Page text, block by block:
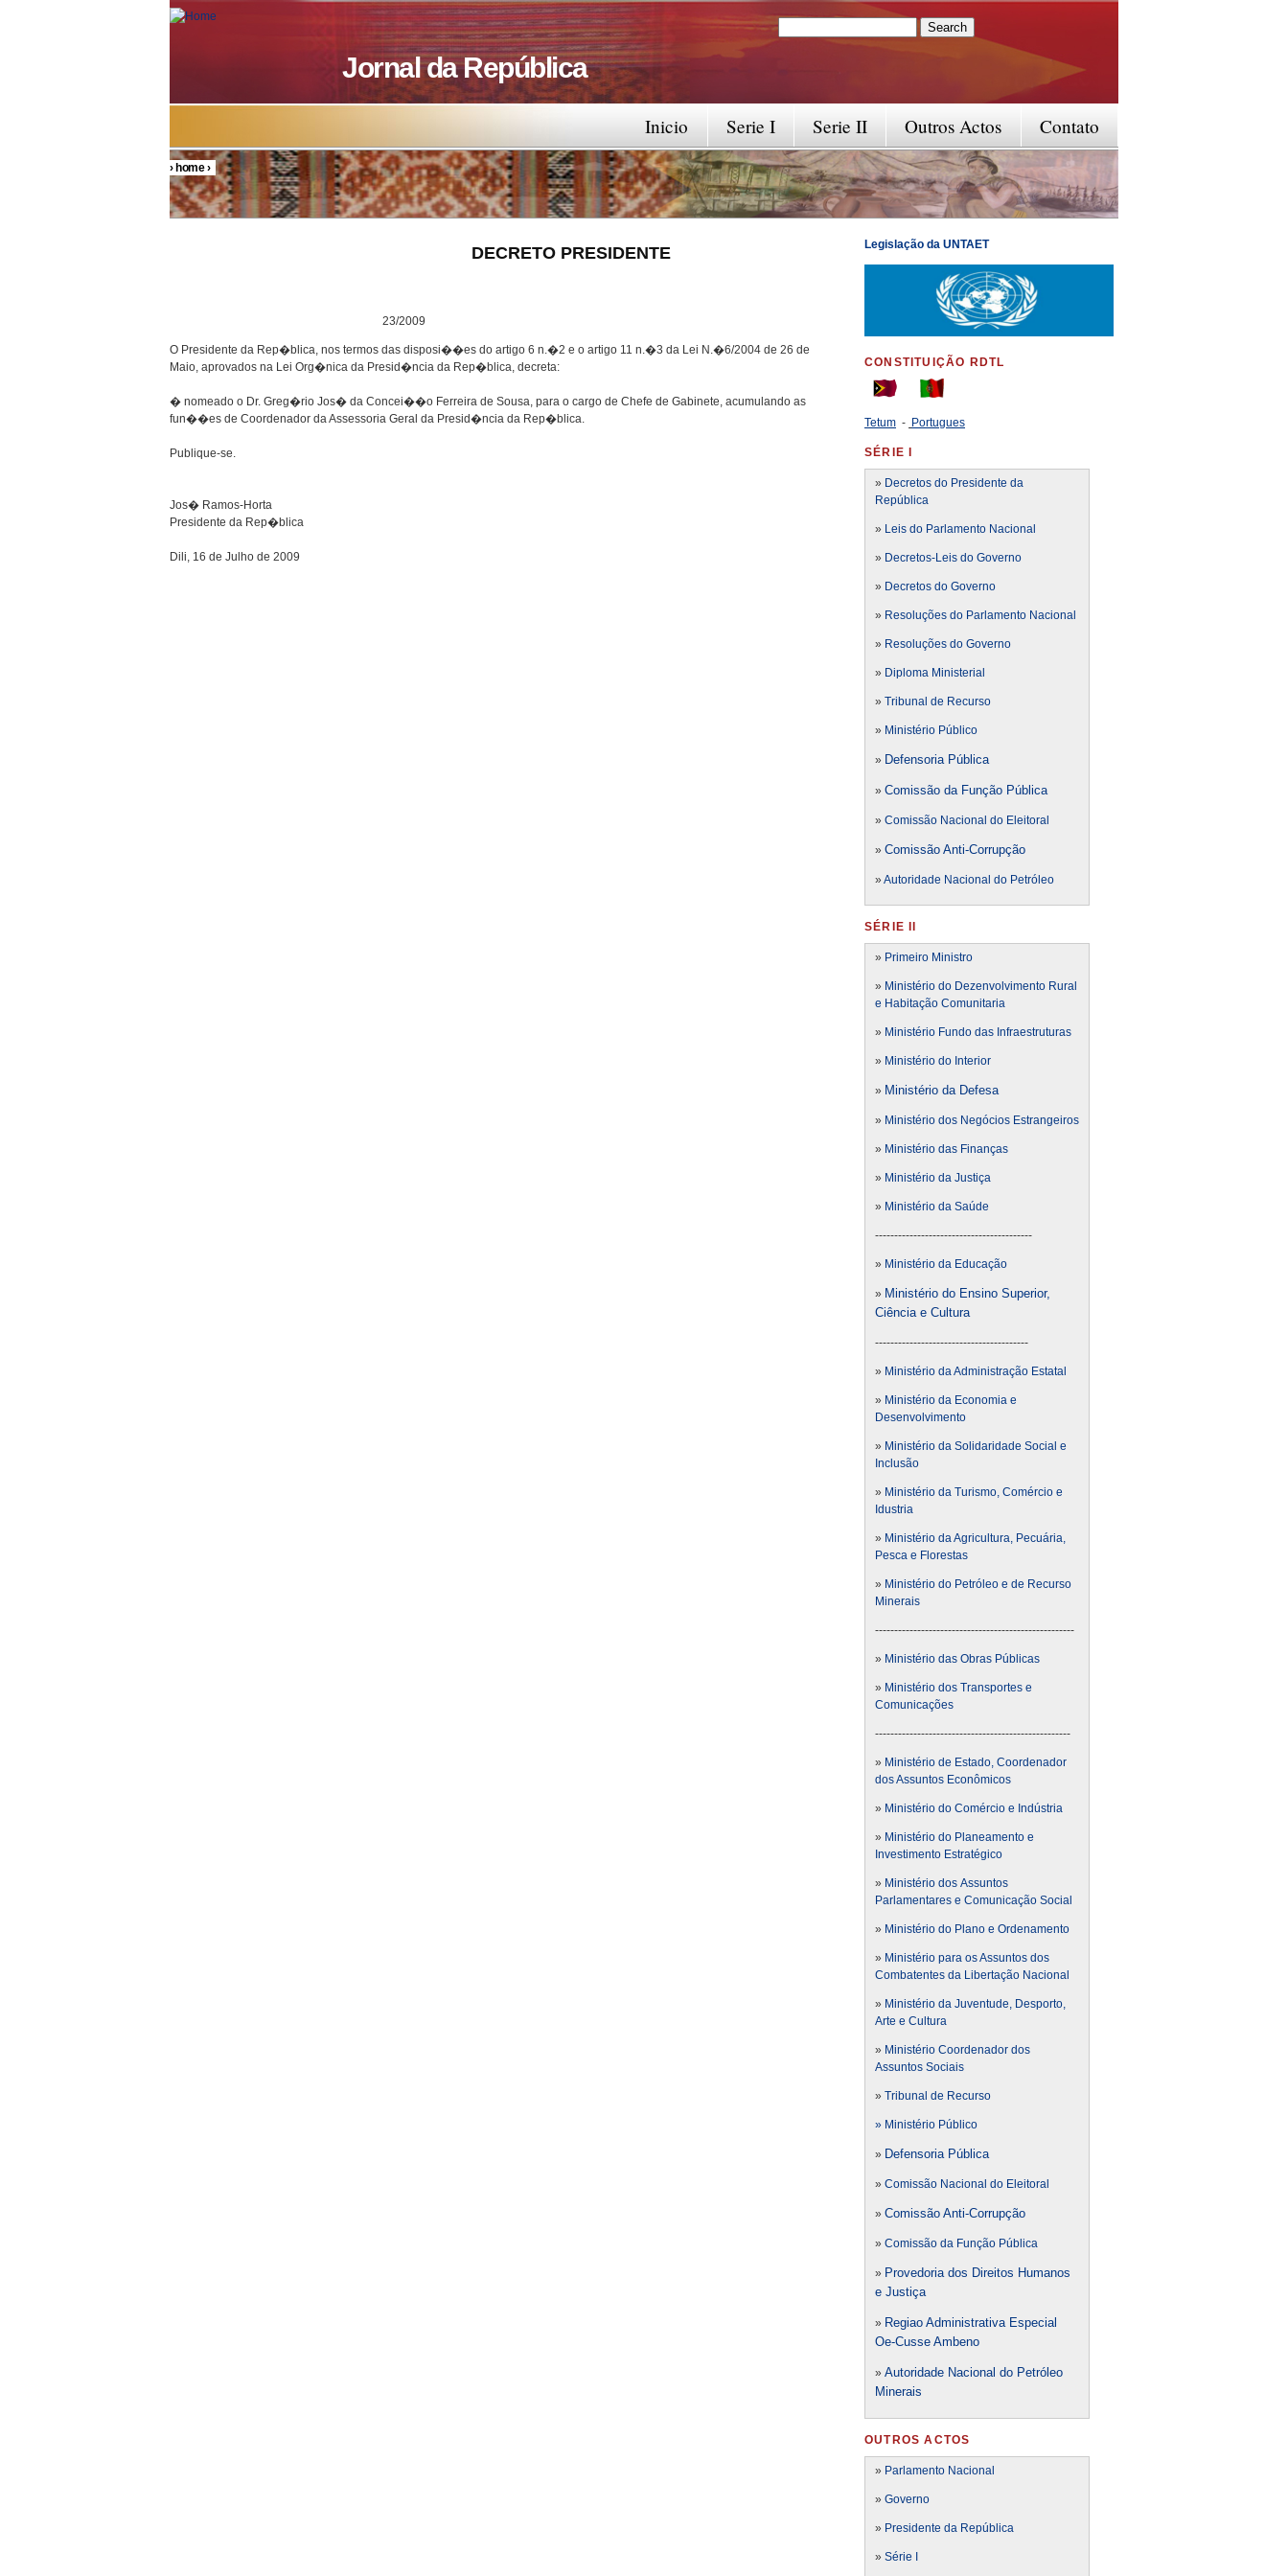
Jornal da República
Search form
Contato
Outros Actos
Serie II
Serie I
Inicio
You are here
›home›
DECRETO PRESIDENTE
23/2009
O Presidente da Rep�blica, nos termos das disposi��es do artigo 6 n.�2 e o artigo 11 n.�3 da Lei N.�6/2004 de 26 de
Maio, aprovados na Lei Org�nica da Presid�ncia da Rep�blica, decreta:
� nomeado o Dr. Greg�rio Jos� da Concei��o Ferreira de Sousa, para o cargo de Chefe de Gabinete, acumulando as
fun��es de Coordenador da Assessoria Geral da Presid�ncia da Rep�blica.
Publique-se.
Jos� Ramos-Horta
Presidente da Rep�blica
Dili, 16 de Julho de 2009
Legislação da UNTAET
CONSTITUIÇÃO RDTL
Tetum - Portugues
SÉRIE I
» Decretos do Presidente da
República
» Leis do Parlamento Nacional
» Decretos-Leis do Governo
» Decretos do Governo
» Resoluções do Parlamento Nacional
» Resoluções do Governo
» Diploma Ministerial
» Tribunal de Recurso
» Ministério Público
» Defensoria Pública
» Comissão da Função Pública
» Comissão Nacional do Eleitoral
» Comissão Anti-Corrupção
» Autoridade Nacional do Petróleo
SÉRIE II
» Primeiro Ministro
» Ministério do Dezenvolvimento Rural
e Habitação Comunitaria
» Ministério Fundo das Infraestruturas
» Ministério do Interior
» Ministério da Defesa
» Ministério dos Negócios Estrangeiros
» Ministério das Finanças
» Ministério da Justiça
» Ministério da Saúde
-----------------------------------------
» Ministério da Educação
» Ministério do Ensino Superior,
Ciência e Cultura
----------------------------------------
» Ministério da Administração Estatal
» Ministério da Economia e
Desenvolvimento
» Ministério da Solidaridade Social e
Inclusão
» Ministério da Turismo, Comércio e
Idustria
» Ministério da Agricultura, Pecuária,
Pesca e Florestas
» Ministério do Petróleo e de Recurso
Minerais
----------------------------------------------------
» Ministério das Obras Públicas
» Ministério dos Transportes e
Comunicações
---------------------------------------------------
» Ministério de Estado, Coordenador
dos Assuntos Econômicos
» Ministério do Comércio e Indústria
» Ministério do Planeamento e
Investimento Estratégico
» Ministério dos Assuntos
Parlamentares e Comunicação Social
» Ministério do Plano e Ordenamento
» Ministério para os Assuntos dos
Combatentes da Libertação Nacional
» Ministério da Juventude, Desporto,
Arte e Cultura
» Ministério Coordenador dos
Assuntos Sociais
» Tribunal de Recurso
» Ministério Público
» Defensoria Pública
» Comissão Nacional do Eleitoral
» Comissão Anti-Corrupção
» Comissão da Função Pública
» Provedoria dos Direitos Humanos
e Justiça
» Regiao Administrativa Especial
Oe-Cusse Ambeno
» Autoridade Nacional do Petróleo
Minerais
OUTROS ACTOS
» Parlamento Nacional
» Governo
» Presidente da República
» Série I